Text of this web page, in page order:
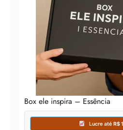
Box ele inspira – Essência